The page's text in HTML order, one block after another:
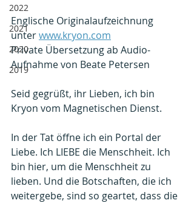
2022
2021
2020
2019
Englische Originalaufzeichnung
unter www.kryon.com
Private Übersetzung ab Audio-
Aufnahme von Beate Petersen
Seid gegrüßt, ihr Lieben, ich bin
Kryon vom Magnetischen Dienst.
In der Tat öffne ich ein Portal der
Liebe. Ich LIEBE die Menschheit. Ich
bin hier, um die Menschheit zu
lieben. Und die Botschaften, die ich
weitergebe, sind so geartet, dass die